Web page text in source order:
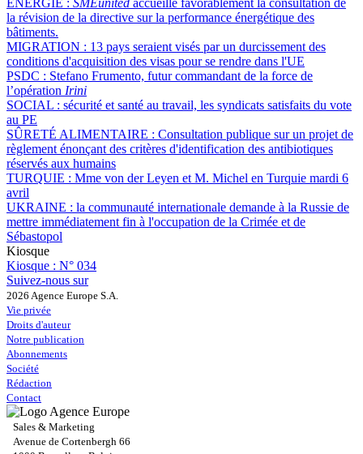
la révision de la directive sur la performance énergétique des
bâtiments.
MIGRATION : 13 pays seraient visés par un durcissement des
conditions d'acquisition des visas pour se rendre dans l'UE
PSDC : Stefano Frumento, futur commandant de la force de
l’opération Irini
SOCIAL : sécurité et santé au travail, les syndicats satisfaits du vote
au PE
SÛRETÉ ALIMENTAIRE : Consultation publique sur un projet de
règlement énonçant des critères d'identification des antibiotiques
réservés aux humains
TURQUIE : Mme von der Leyen et M. Michel en Turquie mardi 6
avril
UKRAINE : la communauté internationale demande à la Russie de
mettre immédiatement fin à l'occupation de la Crimée et de
Sébastopol
Kiosque
Kiosque : N° 034
Suivez-nous sur
2026 Agence Europe S.A.
Vie privée
Droits d'auteur
Notre publication
Abonnements
Société
Rédaction
Contact
Sales & Marketing
Avenue de Cortenbergh 66